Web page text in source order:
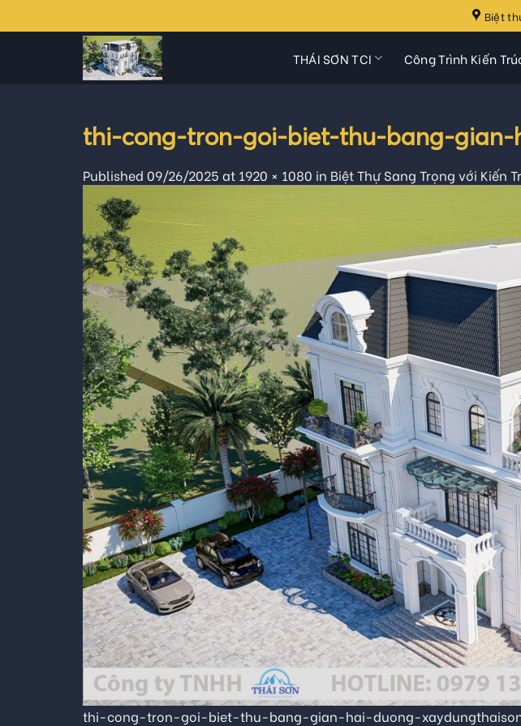
to
Biệt
THÁI SƠN TCI Công Trình Kiến
thi-cong-tron-goi-biet-thu-bang-gian-
Published 09/26/2025 at 1920 × 1080 in Biệt Thự Sang Trọng với Kiến
thi-cong-tron-goi-biet-thu-bang-gian-hai-duong-